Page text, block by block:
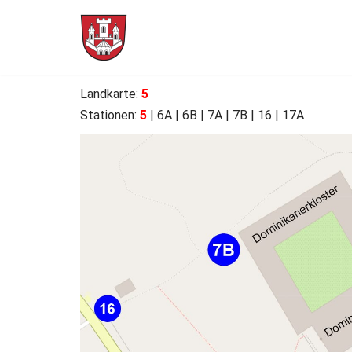
Landkarte: 5
Stationen: 5 | 6A | 6B | 7A | 7B | 16 | 17A